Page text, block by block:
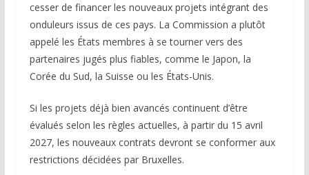
cesser de financer les nouveaux projets intégrant des
onduleurs issus de ces pays. La Commission a plutôt
appelé les États membres à se tourner vers des
partenaires jugés plus fiables, comme le Japon, la
Corée du Sud, la Suisse ou les États-Unis.
Si les projets déjà bien avancés continuent d’être
évalués selon les règles actuelles, à partir du 15 avril
2027, les nouveaux contrats devront se conformer aux
restrictions décidées par Bruxelles.